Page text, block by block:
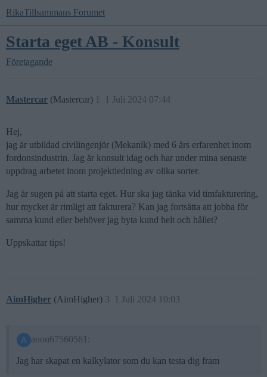
RikaTillsammans Forumet
Starta eget AB - Konsult
Företagande
Mastercar (Mastercar) 1 Juli 2024 07:44
1
Hej,
jag är utbildad civilingenjör (Mekanik) med 6 års erfarenhet inom
fordonsindustrin. Jag är konsult idag och har under mina senaste
uppdrag arbetet inom projektledning av olika sorter.
Jag är sugen på att starta eget. Hur ska jag tänka vid timfakturering,
hur mycket är rimligt att fakturera? Kan jag fortsätta att jobba för
samma kund eller behöver jag byta kund helt och hållet?
Uppskattar tips!
AimHigher (AimHigher) 1 Juli 2024 10:03
3
anon67560561:
Jag har skapat en kalkylator som du kan testa dig fram